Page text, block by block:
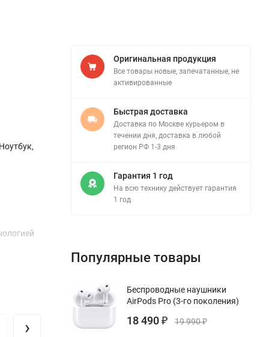
при
›
Оригинальная продукция
Все товары новые, запечатанные, не
активированные
Быстрая доставка
Доставка по Москве курьером в
течении дня, доставка в любой
регион РФ 1-3 дня
Гарантия 1 год
На всю технику действует гарантия
1 год
Популярные товары
Беспроводные наушники
AirPods Pro (3-го поколения)
18 490 ₽ 19 990₽